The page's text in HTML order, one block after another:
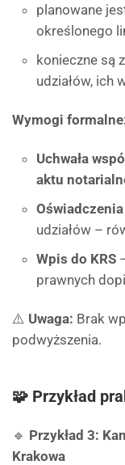
planowane
określonego
konieczne są
udziałów, ich
Wymogi
Uchwała
aktu
udziałów –
Wpis do KRS
prawnych
⚠️ Uwaga: Brak
podwyższenia.
🧩 Przykład
🔹 Przykład 3:
Krakowa